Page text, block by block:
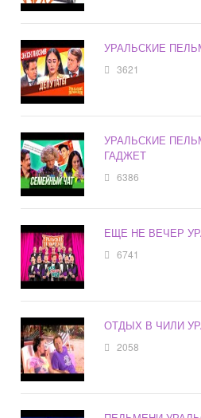
УРАЛЬСКИЕ
3621
УРАЛЬСКИЕ
ГАДЖЕТ
6386
ЕЩЕ НЕ ВЕЧЕР
6741
ОТДЫХ В ЧИЛИ
2058